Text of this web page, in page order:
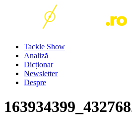
Tackle Show
Analiză
Dicționar
Newsletter
Despre